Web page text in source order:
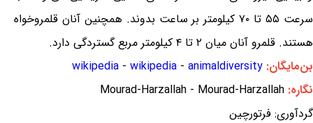
سرعت ۵۵ تا ۷۰ کیلومتر بر ساعت بدوند. همچنین آنان قلمروخواه
هستند. قلمرو آنان میان ۲ تا ۴ کیلومتر مربع گستردگی دارد.
بن‌مایگان:
wikipedia - wikipedia - animaldiversity
نگاره: Mourad-Harzallah - Mourad-Harzallah
گردآوری: فرتورچین